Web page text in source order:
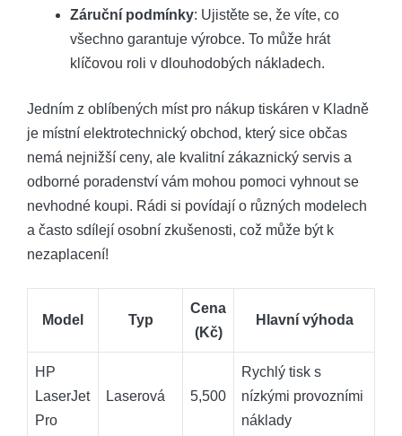
Záruční podmínky: Ujistěte se, že víte, co
všechno garantuje výrobce. To může hrát
klíčovou roli v dlouhodobých nákladech.
Jedním z oblíbených míst pro nákup tiskáren v Kladně
je místní elektrotechnický obchod, který sice občas
nemá nejnižší ceny, ale kvalitní zákaznický servis a
odborné poradenství vám mohou pomoci vyhnout se
nevhodné koupi. Rádi si povídají o různých modelech
a často sdílejí osobní zkušenosti, což může být k
nezaplacení!
Model Typ
Cena
(Kč)
Hlavní výhoda
HP
LaserJet
Pro
Laserová 5,500
Rychlý tisk s
nízkými provozními
náklady